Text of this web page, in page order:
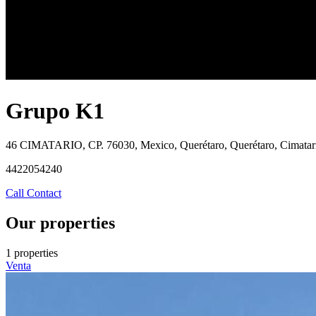
Grupo K1
46 CIMATARIO, CP. 76030, Mexico, Querétaro, Querétaro,
4422054240
Call Contact
Our properties
1 properties
Venta